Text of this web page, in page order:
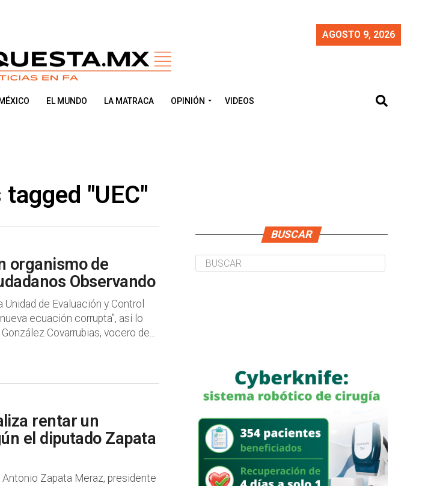
AGOSTO 9, 2026
MÉXICO EL MUNDO LA MATRACA OPINIÓN VIDEOS
"UEC"
organismo de
Observando
Unidad de Evaluación y Control
ecuación corrupta”, así lo
Covarrubias, vocero de...
rentar un
el diputado Zapata
Antonio Zapata Meraz, presidente
BUSCAR